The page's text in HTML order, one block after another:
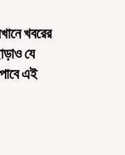
খবরের
যে
এই